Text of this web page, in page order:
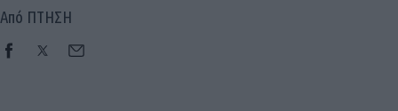
Από ΠΤΗΣΗ